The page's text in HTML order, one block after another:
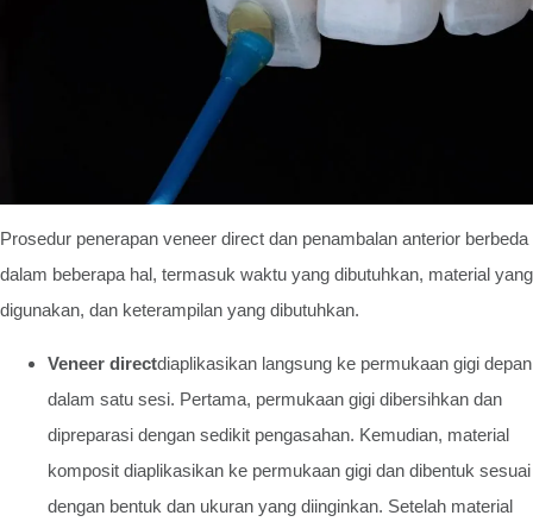
Prosedur penerapan veneer direct dan penambalan anterior berbeda
dalam beberapa hal, termasuk waktu yang dibutuhkan, material yang
digunakan, dan keterampilan yang dibutuhkan.
Veneer directdiaplikasikan langsung ke permukaan gigi depan
dalam satu sesi. Pertama, permukaan gigi dibersihkan dan
dipreparasi dengan sedikit pengasahan. Kemudian, material
komposit diaplikasikan ke permukaan gigi dan dibentuk sesuai
dengan bentuk dan ukuran yang diinginkan. Setelah material